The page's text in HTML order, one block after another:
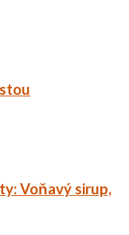
Voňavý sirup,